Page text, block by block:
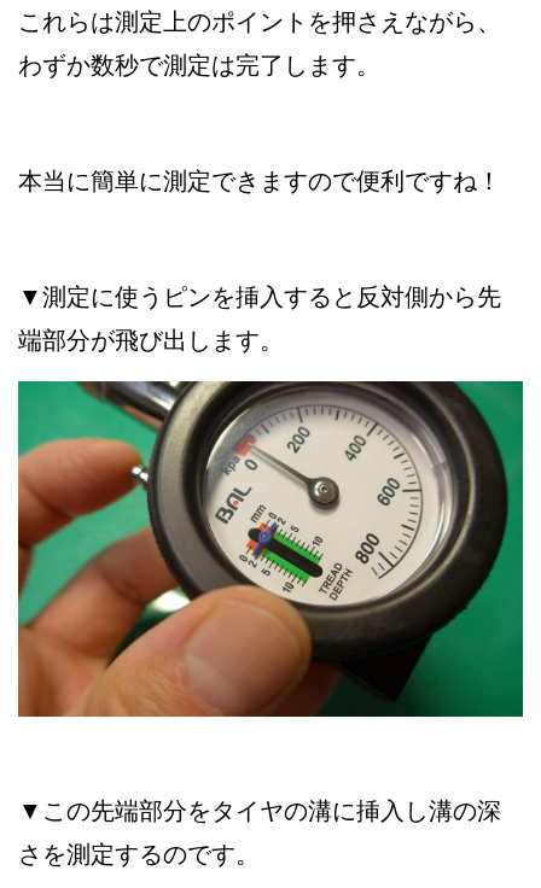
これらは測定上のポイントを押さえながら、
わずか数秒で測定は完了します。
本当に簡単に測定できますので便利ですね！
▼測定に使うピンを挿入すると反対側から先
端部分が飛び出します。
▼この先端部分をタイヤの溝に挿入し溝の深
さを測定するのです。